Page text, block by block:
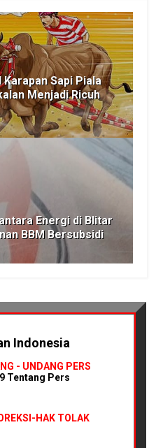
Karapan Sapi Piala
Menjadi Ricuh
Energi di Blitar
BBM Bersubsidi
Indonesia
- UNDANG PERS
Tentang Pers
HAK TOLAK